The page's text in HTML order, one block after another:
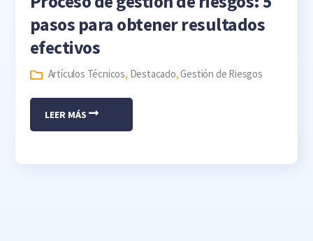
pasos para obtener resultados
efectivos
Artículos Técnicos, Destacado,Gestión de Riesgos
LEER MÁS